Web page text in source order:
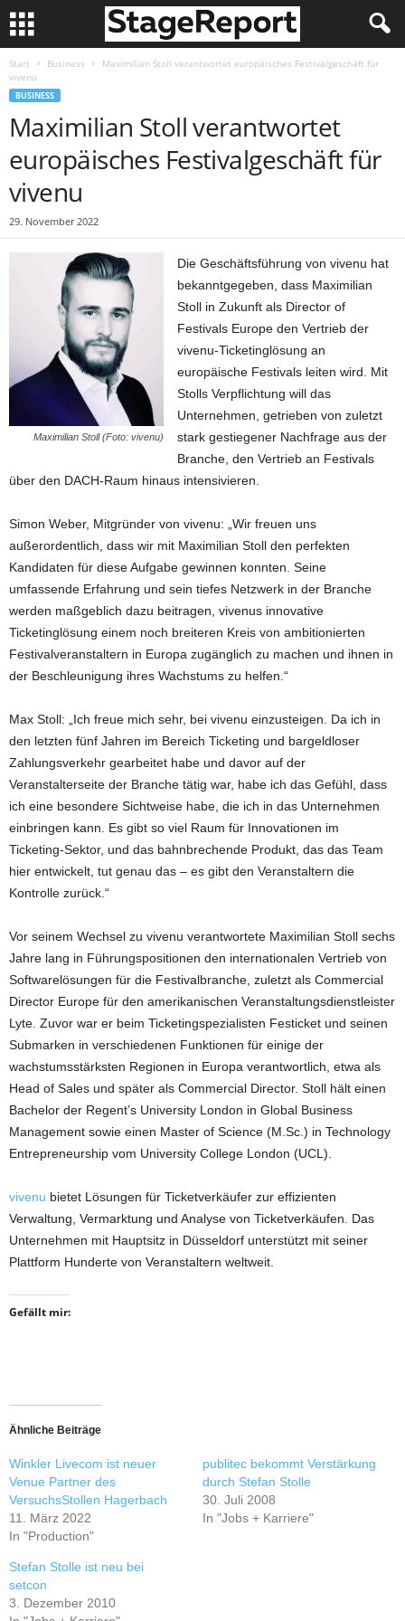
Start Business
Maximilian Stoll verantwortet europäisches Festivalgeschäft für
vivenu
BUSINESS
Maximilian Stoll verantwortet
europäisches Festivalgeschäft für
vivenu
29. November 2022
Maximilian Stoll (Foto: vivenu)
Die Geschäftsführung von vivenu hat
bekanntgegeben, dass Maximilian
Stoll in Zukunft als Director of
Festivals Europe den Vertrieb der
vivenu-Ticketinglösung an
europäische Festivals leiten wird. Mit
Stolls Verpflichtung will das
Unternehmen, getrieben von zuletzt
stark gestiegener Nachfrage aus der
Branche, den Vertrieb an Festivals
über den DACH-Raum hinaus intensivieren.
Simon Weber, Mitgründer von vivenu: „Wir freuen uns
außerordentlich, dass wir mit Maximilian Stoll den perfekten
Kandidaten für diese Aufgabe gewinnen konnten. Seine
umfassende Erfahrung und sein tiefes Netzwerk in der Branche
werden maßgeblich dazu beitragen, vivenus innovative
Ticketinglösung einem noch breiteren Kreis von ambitionierten
Festivalveranstaltern in Europa zugänglich zu machen und ihnen in
der Beschleunigung ihres Wachstums zu helfen.“
Max Stoll: „Ich freue mich sehr, bei vivenu einzusteigen. Da ich in
den letzten fünf Jahren im Bereich Ticketing und bargeldloser
Zahlungsverkehr gearbeitet habe und davor auf der
Veranstalterseite der Branche tätig war, habe ich das Gefühl, dass
ich eine besondere Sichtweise habe, die ich in das Unternehmen
einbringen kann. Es gibt so viel Raum für Innovationen im
Ticketing-Sektor, und das bahnbrechende Produkt, das das Team
hier entwickelt, tut genau das – es gibt den Veranstaltern die
Kontrolle zurück.“
Vor seinem Wechsel zu vivenu verantwortete Maximilian Stoll sechs
Jahre lang in Führungspositionen den internationalen Vertrieb von
Softwarelösungen für die Festivalbranche, zuletzt als Commercial
Director Europe für den amerikanischen Veranstaltungsdienstleister
Lyte. Zuvor war er beim Ticketingspezialisten Festicket und seinen
Submarken in verschiedenen Funktionen für einige der
wachstumsstärksten Regionen in Europa verantwortlich, etwa als
Head of Sales und später als Commercial Director. Stoll hält einen
Bachelor der Regent’s University London in Global Business
Management sowie einen Master of Science (M.Sc.) in Technology
Entrepreneurship vom University College London (UCL).
vivenu bietet Lösungen für Ticketverkäufer zur effizienten
Verwaltung, Vermarktung und Analyse von Ticketverkäufen. Das
Unternehmen mit Hauptsitz in Düsseldorf unterstützt mit seiner
Plattform Hunderte von Veranstaltern weltweit.
Gefällt mir:
Ähnliche Beiträge
Winkler Livecom ist neuer
Venue Partner des
VersuchsStollen Hagerbach
11. März 2022
In "Production"
publitec bekommt Verstärkung
durch Stefan Stolle
30. Juli 2008
In "Jobs + Karriere"
Stefan Stolle ist neu bei
setcon
3. Dezember 2010